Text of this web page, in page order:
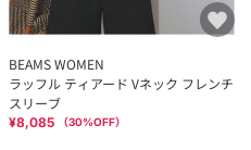
BEAMS WOMEN
ラッフル ティアード Vネック フレンチ
スリーブ
¥8,085 （30%OFF）